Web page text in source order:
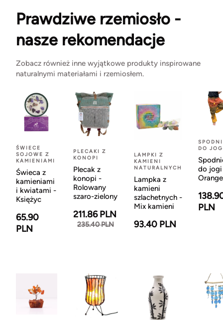
Prawdziwe rzemiosło -
nasze rekomendacje
Zobacz również inne wyjątkowe produkty inspirowane
naturalnymi materiałami i rzemiosłem.
ŚWIECE
SOJOWE Z
KAMIENIAMI
Świeca z
kamieniami
i kwiatami -
Księżyc
65.90
PLN
PLECAKI Z
KONOPI
Plecak z
konopi -
Rolowany
szaro-zielony
211.86 PLN
235.40 PLN
LAMPKI Z
KAMIENI
NATURALNYCH
Lampka z
kamieni
szlachetnych -
Mix kamieni
93.40 PLN
DO
do
Orange
PLN